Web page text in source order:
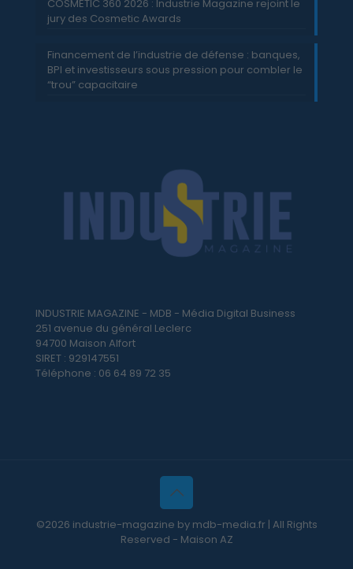
COSMETIC 360 2026 : Industrie Magazine rejoint le
jury des Cosmetic Awards
Financement de l’industrie de défense : banques,
BPI et investisseurs sous pression pour combler le
“trou” capacitaire
INDUSTRIE MAGAZINE - MDB - Média Digital Business
251 avenue du général Leclerc
94700 Maison Alfort
SIRET : 929147551
Téléphone : 06 64 89 72 35
©2026 industrie-magazine by mdb-media.fr | All Rights
Reserved - Maison AZ